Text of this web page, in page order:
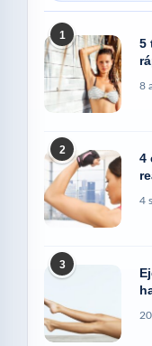
1
5
8
2
4
4
3